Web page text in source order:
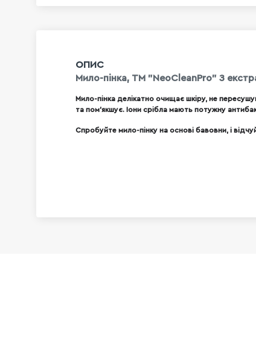
ОПИС
Мило-пінка, ТМ "NeoCleanPro" З
Мило-пінка делікатно очищає шкіру, не
та пом'якшує. Іони срібла мають потужну
Спробуйте мило-пінку на основі бавовни, і